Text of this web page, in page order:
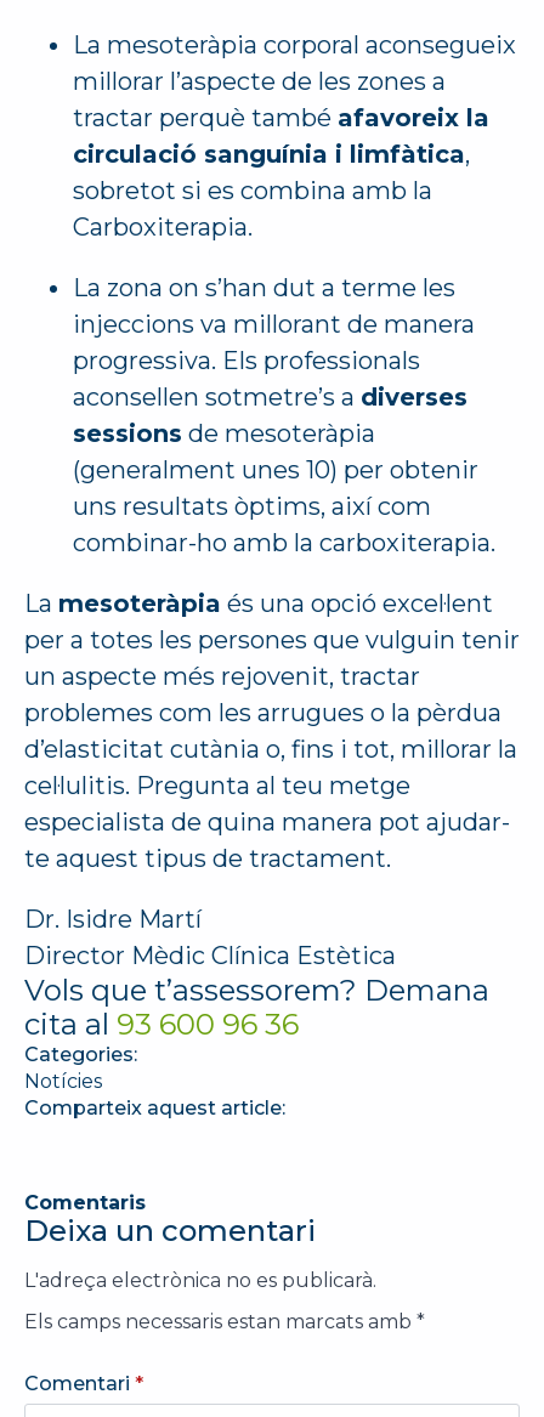
La mesoteràpia corporal aconsegueix
millorar l’aspecte de les zones a
tractar perquè també afavoreix la
circulació sanguínia i limfàtica,
sobretot si es combina amb la
Carboxiterapia.
La zona on s’han dut a terme les
injeccions va millorant de manera
progressiva. Els professionals
aconsellen sotmetre’s a diverses
sessions de mesoteràpia
(generalment unes 10) per obtenir
uns resultats òptims, així com
combinar-ho amb la carboxiterapia.
La mesoteràpia és una opció excel·lent
per a totes les persones que vulguin tenir
un aspecte més rejovenit, tractar
problemes com les arrugues o la pèrdua
d’elasticitat cutània o, fins i tot, millorar la
cel·lulitis. Pregunta al teu metge
especialista de quina manera pot ajudar-
te aquest tipus de tractament.
Dr. Isidre Martí
Director Mèdic Clínica Estètica
Vols que t’assessorem? Demana
cita al 93 600 96 36
Categories:
Notícies
Comparteix aquest article:
Comentaris
Deixa un comentari
L'adreça electrònica no es publicarà.
Els camps necessaris estan marcats amb *
Comentari *